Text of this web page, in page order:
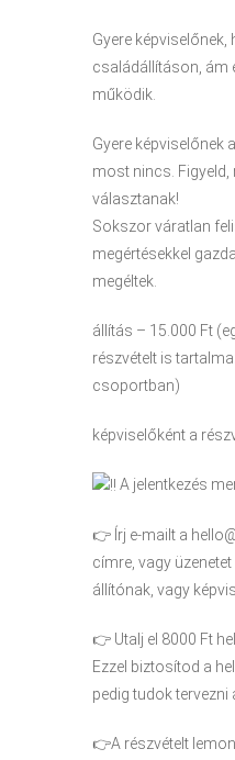
Gyere képviselőnek,
családállításon, ám
működik.
Gyere képviselőnek
most nincs. Figyeld,
választanak!
Sokszor váratlan
megértésekkel
megéltek.
állítás – 15.000 Ft
részvételt is
csoportban)
képviselőként a
A jelentkezés
👉 Írj e-mailt a
címre, vagy üzenetet
állítónak, vagy
👉 Utalj el 8000 Ft
Ezzel biztosítod a
pedig tudok tervezni
👉A részvételt